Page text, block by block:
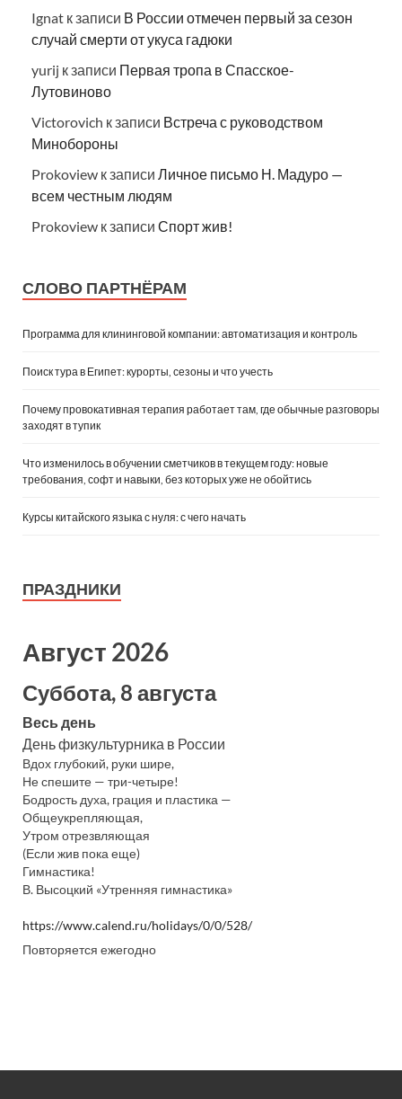
Ignat к записи В России отмечен первый за сезон
случай смерти от укуса гадюки
yurij к записи Первая тропа в Спасское-
Лутовиново
Victorovich к записи Встреча с руководством
Минобороны
Prokoview к записи Личное письмо Н. Мадуро —
всем честным людям
Prokoview к записи Спорт жив!
СЛОВО ПАРТНЁРАМ
Программа для клининговой компании: автоматизация и контроль
Поиск тура в Египет: курорты, сезоны и что учесть
Почему провокативная терапия работает там, где обычные разговоры
заходят в тупик
Что изменилось в обучении сметчиков в текущем году: новые
требования, софт и навыки, без которых уже не обойтись
Курсы китайского языка с нуля: с чего начать
ПРАЗДНИКИ
Август 2026
Суббота, 8 августа
Весь день
День физкультурника в России
Вдох глубокий, руки шире,
Не спешите — три-четыре!
Бодрость духа, грация и пластика —
Общеукрепляющая,
Утром отрезвляющая
(Если жив пока еще)
Гимнастика!
В. Высоцкий «Утренняя гимнастика»
https://www.calend.ru/holidays/0/0/528/
Повторяется ежегодно